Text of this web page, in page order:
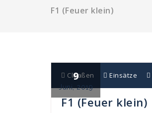
F1 (Feuer klein)
9
Juni, 2019
Claaßen Einsätze
F1 (Feuer klein)